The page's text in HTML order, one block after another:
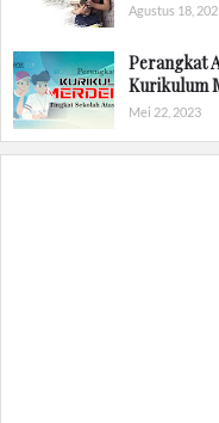
Agustus 18,
Perangkat
Kurikulum
Mei 22, 2023